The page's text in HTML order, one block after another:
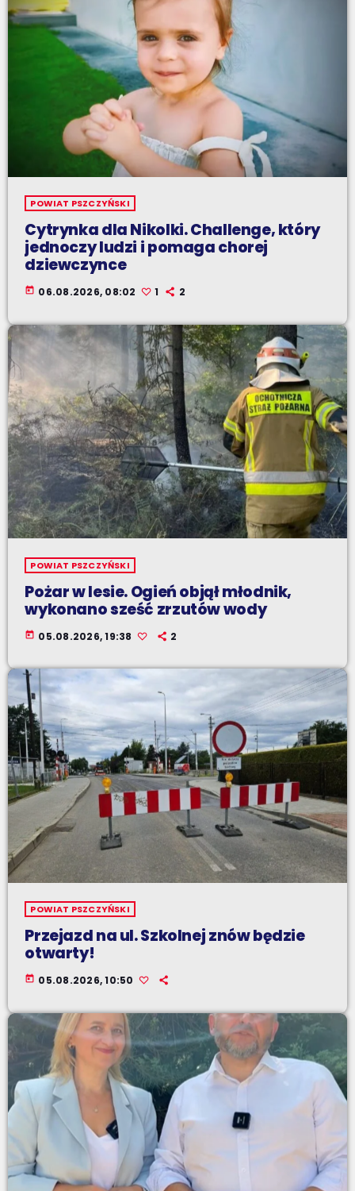
POWIAT PSZCZYŃSKI
Cytrynka dla Nikolki. Challenge, który
jednoczy ludzi i pomaga chorej
dziewczynce
today 06.08.2026, 08:02 1 2
POWIAT PSZCZYŃSKI
Pożar w lesie. Ogień objął młodnik,
wykonano sześć zrzutów wody
today 05.08.2026, 19:38 2
POWIAT PSZCZYŃSKI
Przejazd na ul. Szkolnej znów będzie
otwarty!
today 05.08.2026, 10:50